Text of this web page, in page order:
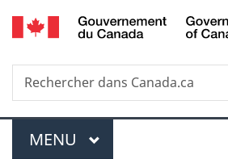
Passer
au
Passer
à
Au
du
Passer
à
version
Recherche
Rechercher
dans
Menu
MENU PRINCIPAL